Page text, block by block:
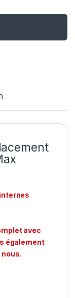
iPhone XS
avec
également